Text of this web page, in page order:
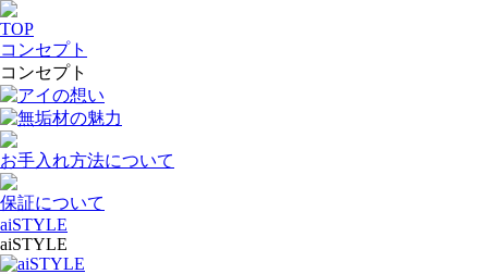
TOP
コンセプト
コンセプト
アイの想い
無垢材の魅力
お手入れ方法について
保証について
aiSTYLE
aiSTYLE
aiSTYLE